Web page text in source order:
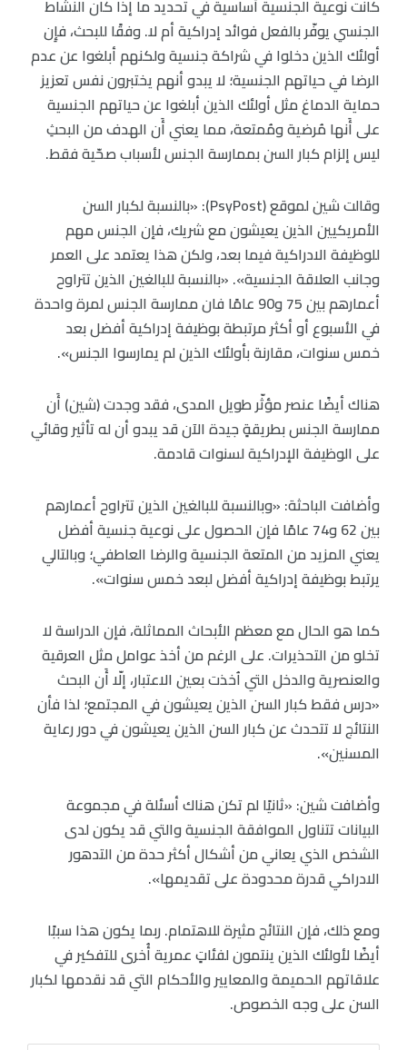
كانت نوعية الجنسية أَساسية في تحديد ما إذا كان النشاط
الجنسي يوفّر بالفعل فوائد إدراكية أم لا. وفقًا للبحث، فإِن
أولئك الذين دخلوا في شراكة جنسية ولكنهم أبلغوا عن عدم
الرضا في حياتهم الجنسية؛ لا يبدو أنهم يختبرون نفس تعزيز
حماية الدماغ مثل أولئك الذين أبلغوا عن حياتهم الجنسية
على أَنها مُرضية ومُمتعة، مما يعني أَن الهدف من البحثِ
ليس إلزام كبار السن بممارسة الجنس لأسباب صحّية فقط.
وقالت شين لموقع (PsyPost): «بالنسبة لكبار السن
الأمريكيين الذين يعيشون مع شريك، فإن الجنس مهم
للوظيفة الادراكية فيما بعد، ولكن هذا يعتمد على العمر
وجانب العلاقة الجنسية». «بالنسبة للبالغين الذين تتراوح
أعمارهم بين 75 و90 عامًا فان ممارسة الجنس لمرة واحدة
في الأسبوع أو أكثر مرتبطة بوظيفة إدراكية أفضل بعد
خمس سنوات، مقارنة بأولئك الذين لم يمارسوا الجنس».
هناك أيضًا عنصر مؤثّر طويل المدى، فقد وجدت (شين) أَن
ممارسة الجنس بطريقةٍ جيدة الآن قد يبدو أن له تأثير وقائي
على الوظيفة الإدراكية لسنوات قادمة.
وأضافت الباحثة: «وبالنسبة للبالغين الذين تتراوح أعمارهم
بين 62 و74 عامًا فإن الحصول على نوعية جنسية أفضل
يعني المزيد من المتعة الجنسية والرضا العاطفي؛ وبالتالي
يرتبط بوظيفة إدراكية أفضل لبعد خمس سنوات».
كما هو الحال مع معظم الأبحاث المماثلة، فإن الدراسة لا
تخلو من التحذيرات. على الرغم من أخذ عوامل مثل العرقية
والعنصرية والدخل التي اُخذت بعين الاعتبار، إلّا أَن البحث
«درس فقط كبار السن الذين يعيشون في المجتمع؛ لذا فأن
النتائج لا تتحدث عن كبار السن الذين يعيشون في دور رعاية
المسنين».
وأضافت شين: «ثانيًا لم تكن هناك أسئلة في مجموعة
البيانات تتناول الموافقة الجنسية والتي قد يكون لدى
الشخص الذي يعاني من أشكال أكثر حدة من التدهور
الادراكي قدرة محدودة على تقديمها».
ومع ذلك، فإن النتائج مثيرة للاهتمام. ربما يكون هذا سببًا
أيضًا لأولئك الذين ينتمون لفئاتٍ عمرية أُخرى للتفكير في
علاقاتهم الحميمة والمعايير والأحكام التي قد نقدمها لكبار
السن على وجه الخصوص.